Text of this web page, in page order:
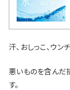
汗、おしっこ、ウンチ
悪いものを含んだ
す。